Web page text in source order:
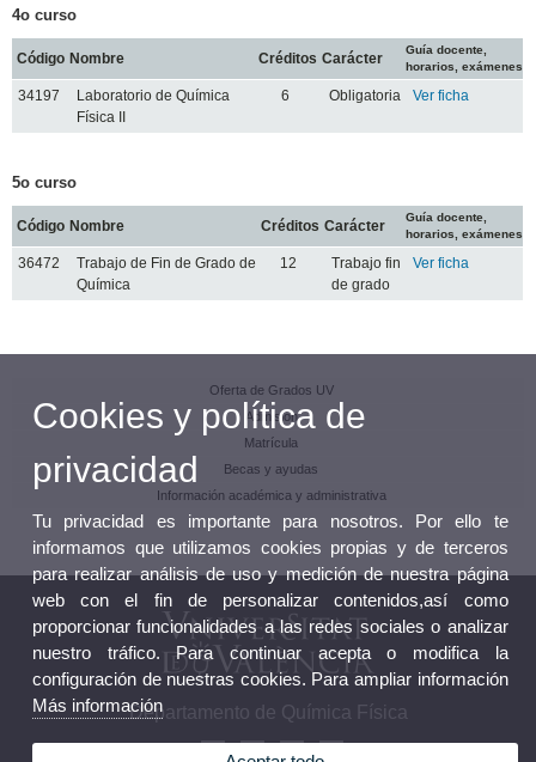
4o curso
Código Nombre Créditos Carácter
Guía docente,
horarios, exámenes
34197
Laboratorio de Química
Física II
6 Obligatoria Ver ficha
5o curso
Código Nombre Créditos Carácter
Guía docente,
horarios, exámenes
36472
Trabajo de Fin de Grado de
Química
12
Trabajo fin
de grado
Ver ficha
Oferta de Grados UV
Admisión
Matrícula
Becas y ayudas
Información académica y administrativa
Departamento de Química Física
Cookies y política de
privacidad
Tu privacidad es importante para nosotros. Por ello te
informamos que utilizamos cookies propias y de terceros
para realizar análisis de uso y medición de nuestra página
web con el fin de personalizar contenidos,así como
proporcionar funcionalidades a las redes sociales o analizar
nuestro tráfico. Para continuar acepta o modifica la
configuración de nuestras cookies. Para ampliar información
Más información